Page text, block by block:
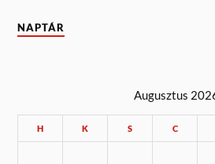
NAPTÁR
Augusztus
H K S C